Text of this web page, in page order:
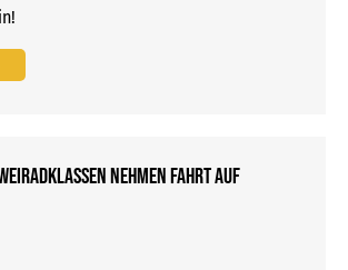
nehmen Fahrt auf